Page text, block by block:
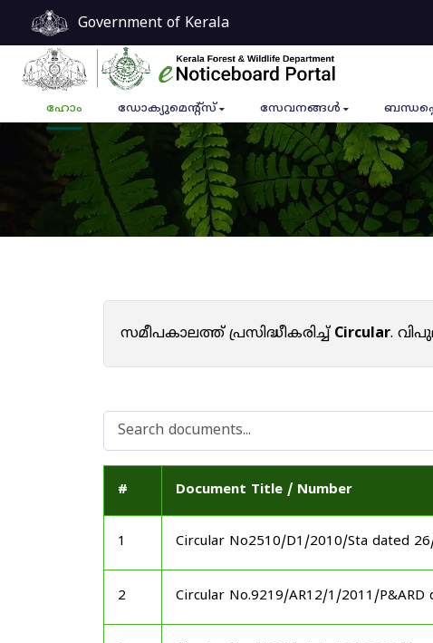
Government of Kerala
ഹോം ഡോക്യുമെൻ്റ്സ് സേവനങ്ങൾ
സമീപകാലത്ത് പ്രസിദ്ധീകരിച്ച്Circular.
# Document Title / Number
1 Circular No2510/D1/2010/Sta dated
2 Circular No.9219/AR12/1/2011/P&ARD